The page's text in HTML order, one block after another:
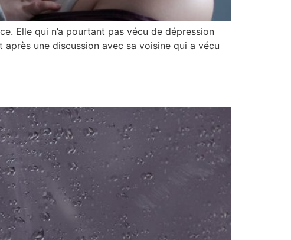
Elle qui n’a pourtant pas vécu de dépression
une discussion avec sa voisine qui a vécu